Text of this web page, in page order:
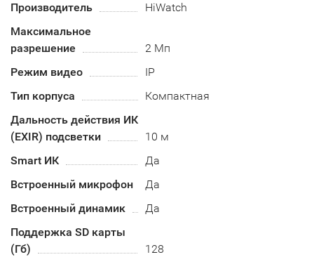
Производитель
HiWatch
Максимальное
разрешение
2 Мп
Режим видео
IP
Тип корпуса
Компактная
Дальность действия ИК
(EXIR) подсветки
10 м
Smart ИК
Да
Встроенный микрофон
Да
Встроенный динамик
Да
Поддержка SD карты
(Гб)
128